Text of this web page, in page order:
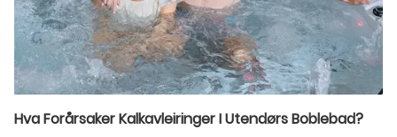
Hva Forårsaker Kalkavleiringer I Utendørs Boblebad?